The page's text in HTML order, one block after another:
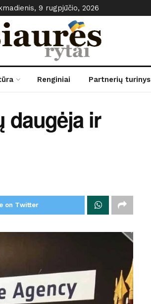
9 rugpjūčio, 2026
Renginiai Partnerių turinys
daugėja ir
on Twitter